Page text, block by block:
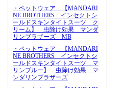
・ペットウェア 【MANDARI
NE BROTHERS インセクトシ
ールドスキンタイトスーツ ク
リーム】 虫除け効果 マンダ
リンブラザーズ MB
・ペットウェア 【MANDARI
NE BROTHERS インセクトシ
ールドスキンタイトスーツ マ
リンブルー】 虫除け効果 マ
ンダリンブラザーズ